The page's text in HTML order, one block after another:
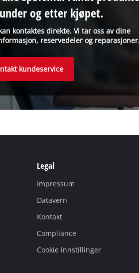
kontaktes direkte. Vi tar oss av dine
reservedeler og
og etter kjøpet.
kundeservice
Legal
Impressum
Datavern
Kontakt
Compliance
Cookie innstillinger